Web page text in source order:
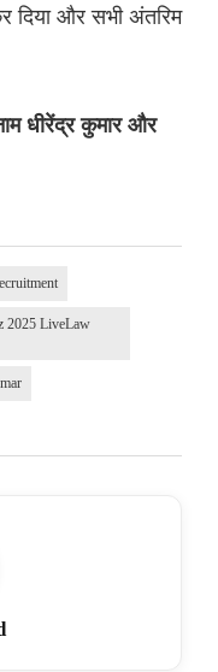
दिया और सभी अंतरिम
धीरेंद्र कुमार और
2025 LiveLaw